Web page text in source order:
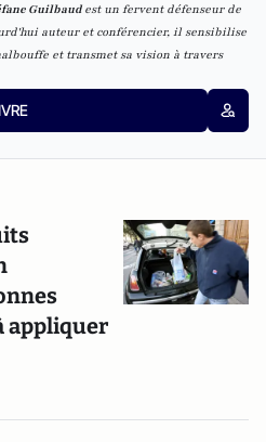
Guilbaudest un fervent défenseur de
auteur et conférencier, il sensibilise
et transmet sa vision à travers
appliquer